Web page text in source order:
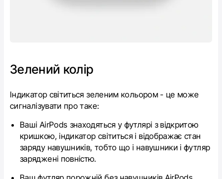
Зелений колір
Індикатор світиться зеленим кольором - це може
сигналізувати про таке:
Ваші AirPods знаходяться у футлярі з відкритою
кришкою, індикатор світиться і відображає стан
заряду навушників, тобто що і навушники і футляр
заряджені повністю.